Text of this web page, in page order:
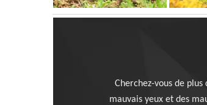
Cherchez-vous de
mauvais yeux et des